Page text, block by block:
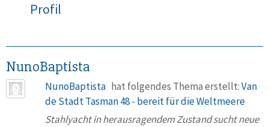
Profil
NunoBaptista
NunoBaptista hat folgendes Thema erstellt:Van
de Stadt Tasman 48 - bereit für die Weltmeere
Stahlyacht in herausragendem Zustand sucht neue